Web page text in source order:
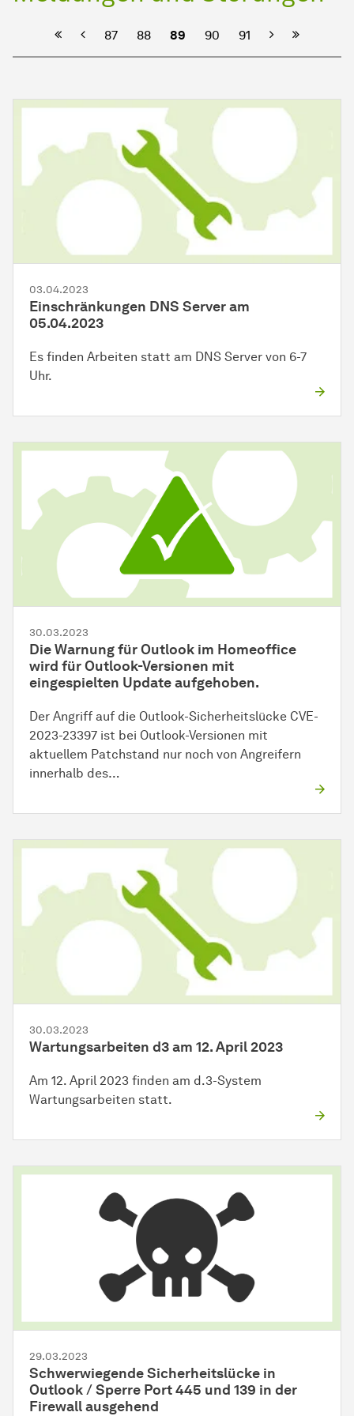
Vorherige
87 88 89 90 91 Nächste
03.04.2023
Einschränkungen DNS Server am
05.04.2023
Es finden Arbeiten statt am DNS Server von 6-7
Uhr.
30.03.2023
Die Warnung für Outlook im Homeoffice
wird für Outlook-Versionen mit
eingespielten Update aufgehoben.
Der Angriff auf die Outlook-Sicherheitslücke CVE-
2023-23397 ist bei Outlook-Versionen mit
aktuellem Patchstand nur noch von Angreifern
innerhalb des…
30.03.2023
Wartungsarbeiten d3 am 12. April 2023
Am 12. April 2023 finden am d.3-System
Wartungsarbeiten statt.
29.03.2023
Schwerwiegende Sicherheitslücke in
Outlook / Sperre Port 445 und 139 in der
Firewall ausgehend